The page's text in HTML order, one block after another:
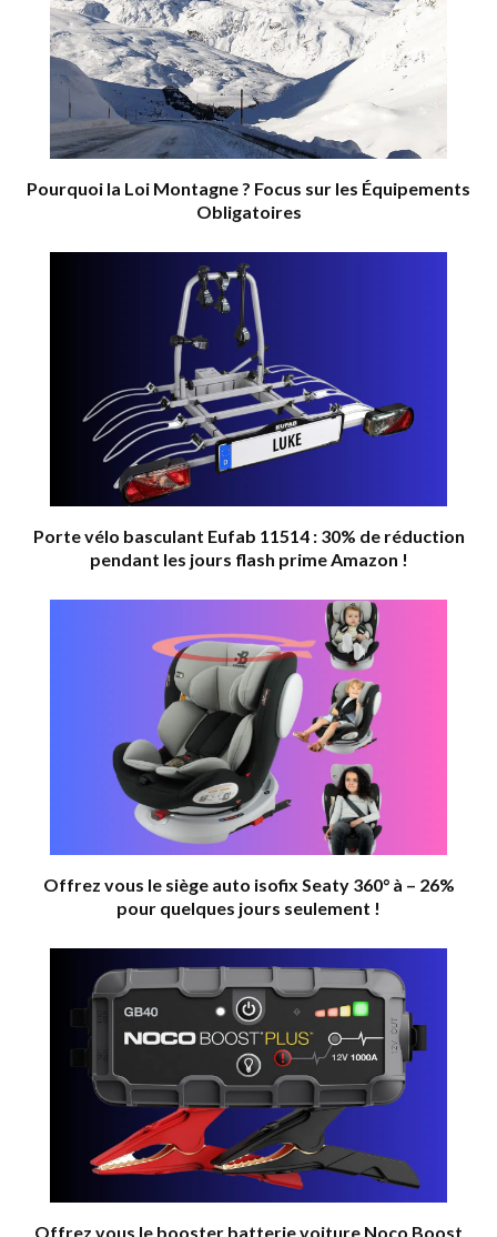
Pourquoi la Loi Montagne ? Focus sur les Équipements
Obligatoires
Porte vélo basculant Eufab 11514 : 30% de réduction
pendant les jours flash prime Amazon !
Offrez vous le siège auto isofix Seaty 360° à – 26%
pour quelques jours seulement !
Offrez vous le booster batterie voiture Noco Boost